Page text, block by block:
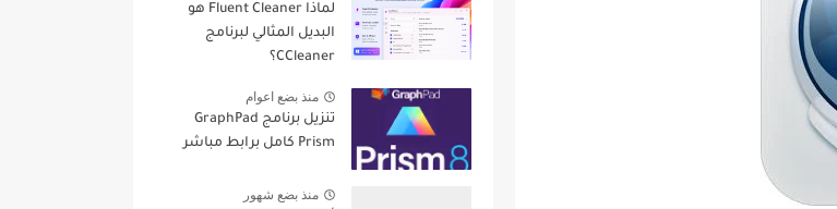
لماذا Fluent Cleaner هو
البديل المثالي لبرنامج
CCleaner؟
منذ بضع اعوام
تنزيل برنامج GraphPad
Prism كامل برابط مباشر
منذ بضع شهور